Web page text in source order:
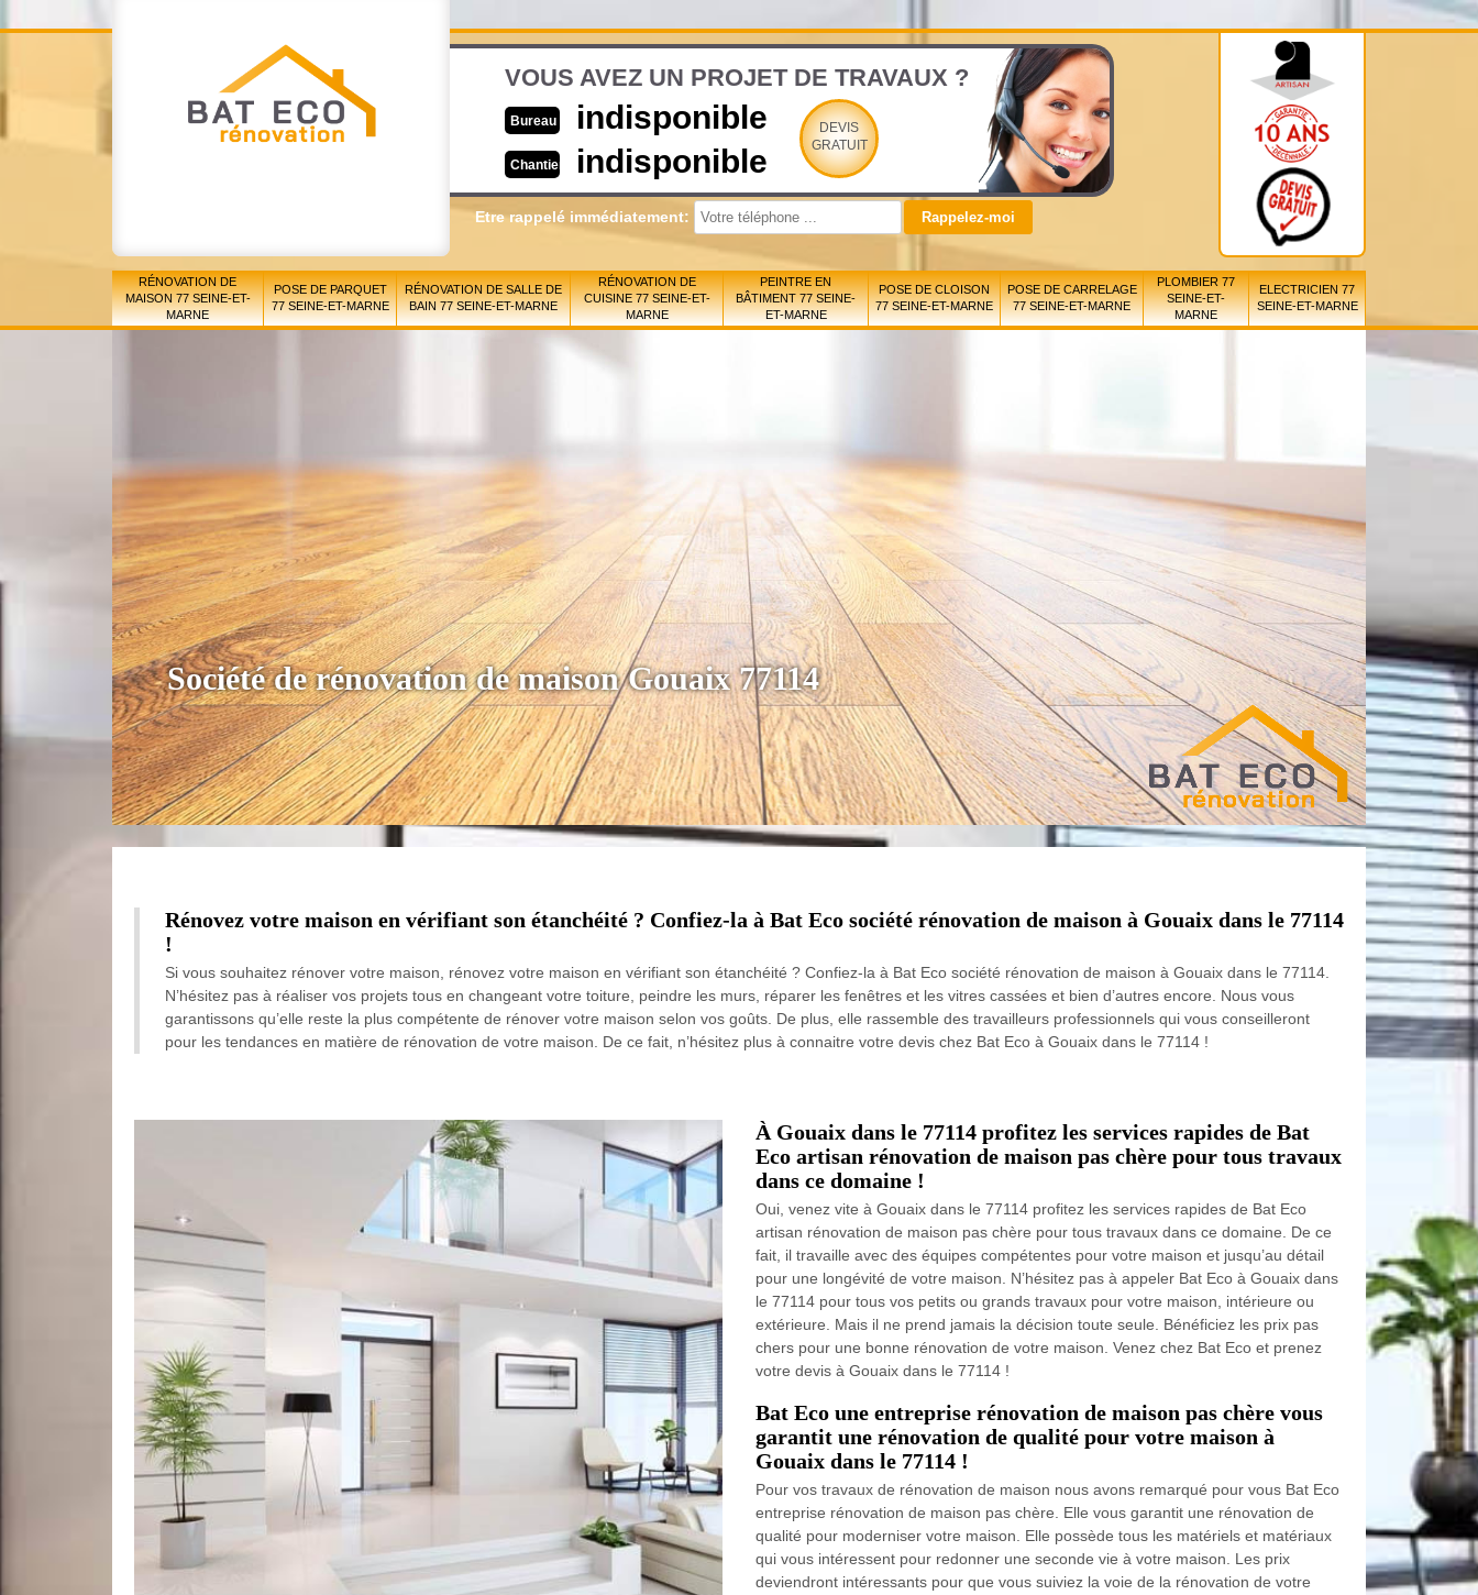
VOUS AVEZ UN PROJET DE TRAVAUX ?
Bureau indisponible
Chantier indisponible
DEVIS
GRATUIT
Etre rappelé immédiatement:
RÉNOVATION DE
MAISON 77 SEINE-ET-
MARNE
POSE DE PARQUET
77 SEINE-ET-MARNE
RÉNOVATION DE SALLE DE
BAIN 77 SEINE-ET-MARNE
RÉNOVATION DE
CUISINE 77 SEINE-ET-
MARNE
PEINTRE EN
BÂTIMENT 77 SEINE-
ET-MARNE
POSE DE CLOISON
77 SEINE-ET-MARNE
POSE DE CARRELAGE
77 SEINE-ET-MARNE
PLOMBIER 77
SEINE-ET-
MARNE
ELECTRICIEN 77
SEINE-ET-MARNE
Société de rénovation de maison Gouaix 77114
Rénovez votre maison en vérifiant son étanchéité ? Confiez-la à Bat Eco société rénovation de maison à Gouaix dans le 77114
!
Si vous souhaitez rénover votre maison, rénovez votre maison en vérifiant son étanchéité ? Confiez-la à Bat Eco société rénovation de maison à Gouaix dans le 77114.
N’hésitez pas à réaliser vos projets tous en changeant votre toiture, peindre les murs, réparer les fenêtres et les vitres cassées et bien d’autres encore. Nous vous
garantissons qu’elle reste la plus compétente de rénover votre maison selon vos goûts. De plus, elle rassemble des travailleurs professionnels qui vous conseilleront
pour les tendances en matière de rénovation de votre maison. De ce fait, n’hésitez plus à connaitre votre devis chez Bat Eco à Gouaix dans le 77114 !
À Gouaix dans le 77114 profitez les services rapides de Bat
Eco artisan rénovation de maison pas chère pour tous travaux
dans ce domaine !
Oui, venez vite à Gouaix dans le 77114 profitez les services rapides de Bat Eco
artisan rénovation de maison pas chère pour tous travaux dans ce domaine. De ce
fait, il travaille avec des équipes compétentes pour votre maison et jusqu’au détail
pour une longévité de votre maison. N’hésitez pas à appeler Bat Eco à Gouaix dans
le 77114 pour tous vos petits ou grands travaux pour votre maison, intérieure ou
extérieure. Mais il ne prend jamais la décision toute seule. Bénéficiez les prix pas
chers pour une bonne rénovation de votre maison. Venez chez Bat Eco et prenez
votre devis à Gouaix dans le 77114 !
Bat Eco une entreprise rénovation de maison pas chère vous
garantit une rénovation de qualité pour votre maison à
Gouaix dans le 77114 !
Pour vos travaux de rénovation de maison nous avons remarqué pour vous Bat Eco
entreprise rénovation de maison pas chère. Elle vous garantit une rénovation de
qualité pour moderniser votre maison. Elle possède tous les matériels et matériaux
qui vous intéressent pour redonner une seconde vie à votre maison. Les prix
deviendront intéressants pour que vous suiviez la voie de la rénovation de votre